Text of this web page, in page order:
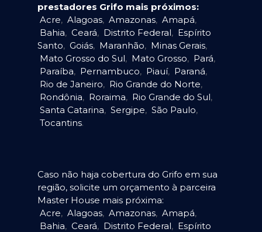
prestadores Grifo mais próximos:
Acre, Alagoas, Amazonas, Amapá,
Bahia, Ceará, Distrito Federal, Espírito
Santo, Goiás, Maranhão, Minas Gerais,
Mato Grosso do Sul, Mato Grosso, Pará,
Paraíba, Pernambuco, Piauí, Paraná,
Rio de Janeiro, Rio Grande do Norte,
Rondônia, Roraima, Rio Grande do Sul,
Santa Catarina, Sergipe, São Paulo,
Tocantins.
Caso não haja cobertura do Grifo em sua
região, solicite um orçamento à parceira
Master House mais próxima:
Acre, Alagoas, Amazonas, Amapá,
Bahia, Ceará, Distrito Federal, Espírito